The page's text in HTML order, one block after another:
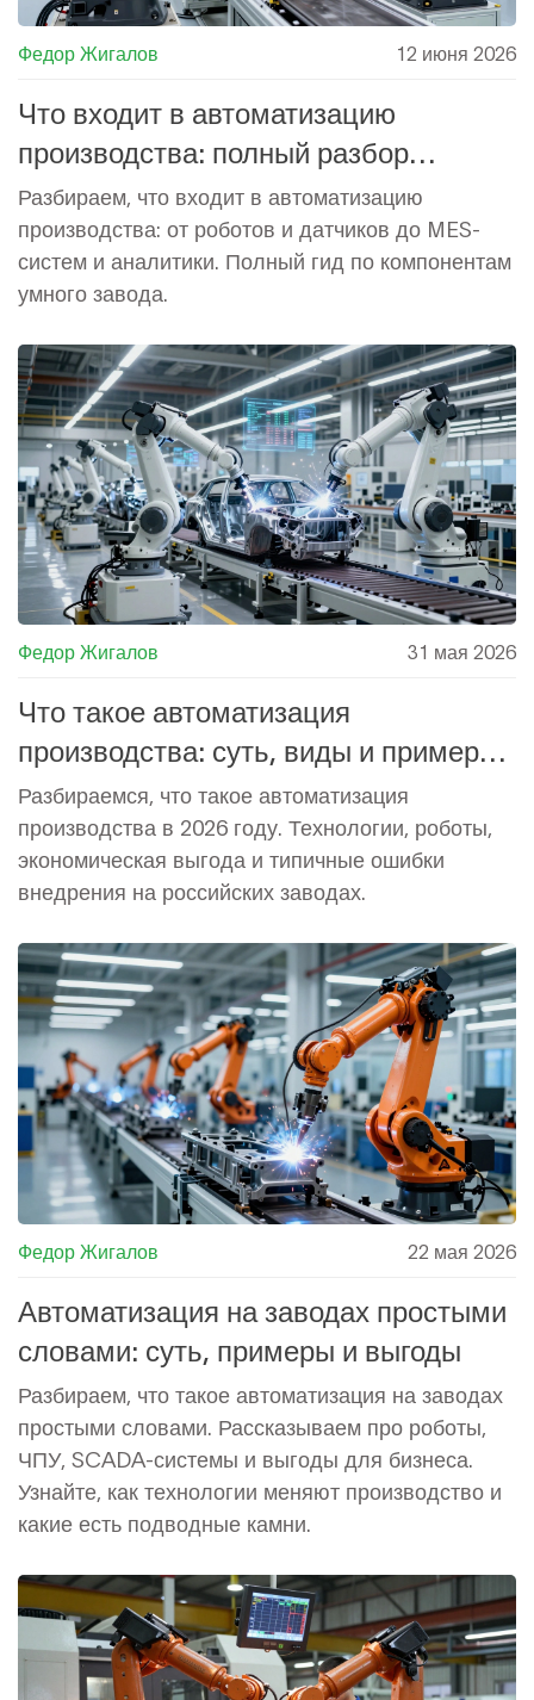
Федор Жигалов 12 июня 2026
Что входит в автоматизацию
производства: полный разбор
технологий и систем
Разбираем, что входит в автоматизацию
производства: от роботов и датчиков до MES-
систем и аналитики. Полный гид по компонентам
умного завода.
Федор Жигалов 31 мая 2026
Что такое автоматизация
производства: суть, виды и примеры
внедрения на заводах
Разбираемся, что такое автоматизация
производства в 2026 году. Технологии, роботы,
экономическая выгода и типичные ошибки
внедрения на российских заводах.
Федор Жигалов 22 мая 2026
Автоматизация на заводах простыми
словами: суть, примеры и выгоды
Разбираем, что такое автоматизация на заводах
простыми словами. Рассказываем про роботы,
ЧПУ, SCADA-системы и выгоды для бизнеса.
Узнайте, как технологии меняют производство и
какие есть подводные камни.